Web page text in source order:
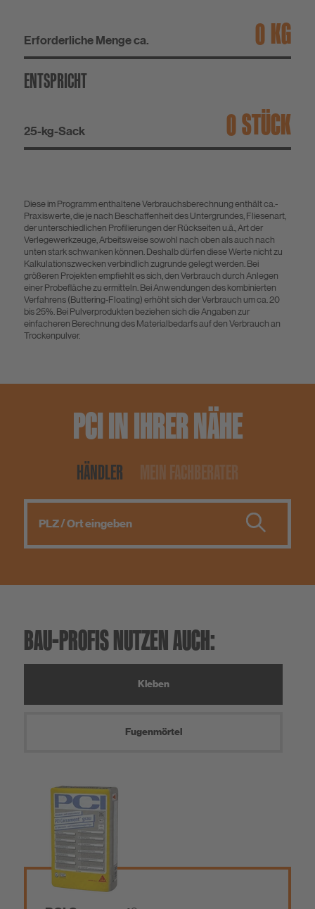
Erforderliche Menge ca. KG
ENTSPRICHT
25-kg-Sack STÜCK
Diese im Programm enthaltene Verbrauchsberechnung enthält ca.-
Praxiswerte, die je nach Beschaffenheit des Untergrundes, Fliesenart,
der unterschiedlichen Profilierungen der Rückseiten u.ä., Art der
Verlegewerkzeuge, Arbeitsweise sowohl nach oben als auch nach
unten stark schwanken können. Deshalb dürfen diese Werte nicht zu
Kalkulationszwecken verbindlich zugrunde gelegt werden. Bei
größeren Projekten empfiehlt es sich, den Verbrauch durch Anlegen
einer Probefläche zu ermitteln. Bei Anwendungen des kombinierten
Verfahrens (Buttering-Floating) erhöht sich der Verbrauch um ca. 20
bis 25%. Bei Pulverprodukten beziehen sich die Angaben zur
einfacheren Berechnung des Materialbedarfs auf den Verbrauch an
Trockenpulver.
PCI IN IHRER NÄHE
HÄNDLER MEIN FACHBERATER
BAU-PROFIS NUTZEN AUCH:
Kleben
Fugenmörtel